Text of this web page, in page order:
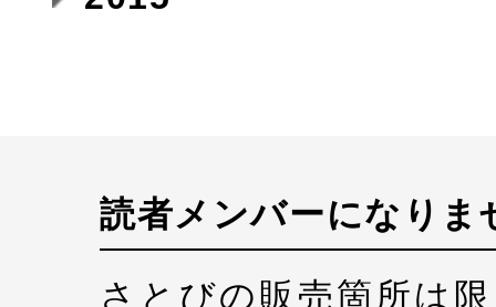
読者メンバーになりま
さとびの販売箇所は